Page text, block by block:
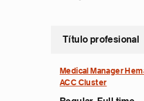
Título profesional
Medical Manager
ACC Cluster